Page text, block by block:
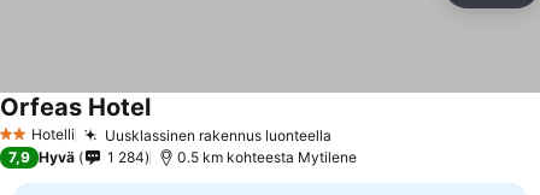
2 Tähtiluokitus
Hotelli Uusklassinen rakennus luonteella
Orfeas HotelKatso hinnat
7,9 Hyvä 1 284 0.5 km kohteesta Mytilene